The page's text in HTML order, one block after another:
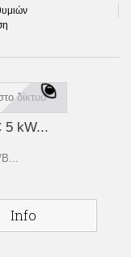
5 kW...
Β...
Info